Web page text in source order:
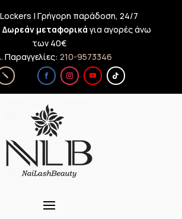
Lockers | Γρήγορη παράδοση, 24/7
Δωρεάν μεταφορικά για αγορές άνω
των 40€
Παραγγελίες: 210-9573346